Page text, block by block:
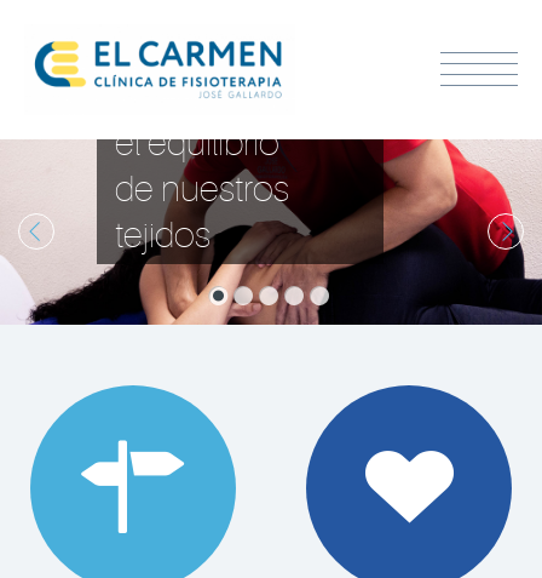
Reestableciendo
el equilibrio
de nuestros
tejidos
1 2 3 4 5
 